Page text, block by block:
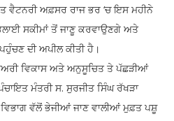
ਅਫ਼ਸਰ ਰਾਜ ਭਰ ‘ਚ ਇਸ ਮਹੀਨੇ
ਸਕੀਮਾਂ ਤੋਂ ਜਾਣੂ ਕਰਵਾਉਣਗੇ ਅਤੇ
ਦੀ ਅਪੀਲ ਕੀਤੀ ਹੈ।
ਵਿਕਾਸ ਅਤੇ ਅਨੁਸੂਚਿਤ ਤੇ ਪੱਛੜੀਆਂ
ਮੰਤਰੀ ਸ. ਸੁਰਜੀਤ ਸਿੰਘ ਰੱਖੜਾ
ਵੱਲੋਂ ਭੇਜੀਆਂ ਜਾਣ ਵਾਲੀਆਂ ਮੁਫ਼ਤ ਪਸ਼ੂ